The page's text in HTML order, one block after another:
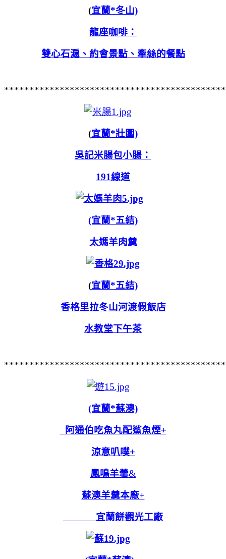
(宜蘭*冬山)
龍座咖啡：
雙心石滬、約會景點、牽絲的餐點
(宜蘭*壯圍)
吳記米腸包小腸：
191線道
(宜蘭*五結)
太媽羊肉羹
(宜蘭*五結)
香格里拉冬山河渡假飯店
水教堂下午茶
(宜蘭*蘇澳)
阿通伯吃魚丸配鯊魚煙+
涼意叭噗+
鳳鳴羊羹&
蘇澳羊羹本廠+
宜蘭餅觀光工廠